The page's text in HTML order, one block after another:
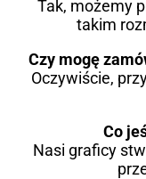
Tak, możemy
takim
Czy mogę
Oczywiście,
Co
Nasi graficy